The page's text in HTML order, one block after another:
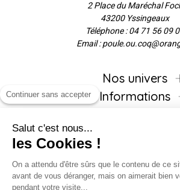
2 Place du Maréchal
43200 Yssingeaux
Téléphone : 04 71 56 09
Email :
Nos univers
Informations
Inscrivez-vous à la
Continuer sans accepter
Salut c'est nous...
les Cookies !
On a attendu d'être sûrs que le contenu de ce
avant de vous déranger, mais on aimerait bien
pendant votre visite...